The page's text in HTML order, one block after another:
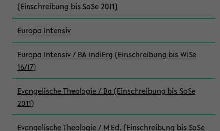
(Einschreibung bis SoSe 2011)
Europa Intensiv
Europa Intensiv / BA IndiErg (Einschreibung bis WiSe
16/17)
Evangelische Theologie / Ba (Einschreibung bis SoSe
2011)
Evangelische Theologie / M.Ed. (Einschreibung bis SoSe